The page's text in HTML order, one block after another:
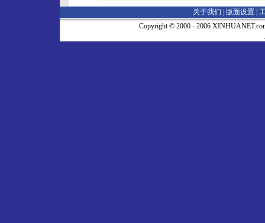
关于我们 | 版面设置
Copyright © 2000 - 2006